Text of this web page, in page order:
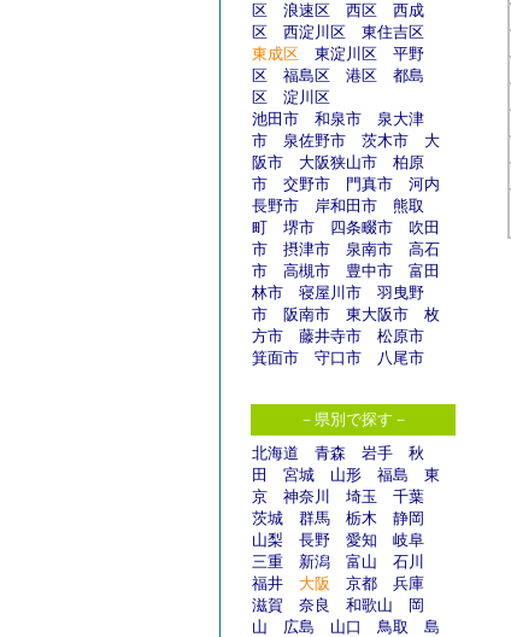
区
浪速区 西区
西成
区
西淀川区
東住吉区
東成区
東淀川区
平野
区
福島区 港区
都島
区
淀川区
池田市
和泉市
泉大津
市
泉佐野市 茨木市
大
阪市
大阪狭山市
柏原
市
交野市 門真市
河内
長野市
岸和田市
熊取
町
堺市 四条畷市
吹田
市
摂津市 泉南市
高石
市
高槻市 豊中市
富田
林市
寝屋川市
羽曳野
市
阪南市 東大阪市
枚
方市
藤井寺市
松原市
箕面市
守口市 八尾市
－県別で探す－
北海道
青森 岩手
秋
田
宮城 山形 福島
東
京
神奈川 埼玉
千葉
茨城
群馬 栃木
静岡
山梨
長野 愛知
岐阜
三重
新潟 富山
石川
福井
大阪 京都
兵庫
滋賀
奈良 和歌山
岡
山
広島 山口 鳥取
島